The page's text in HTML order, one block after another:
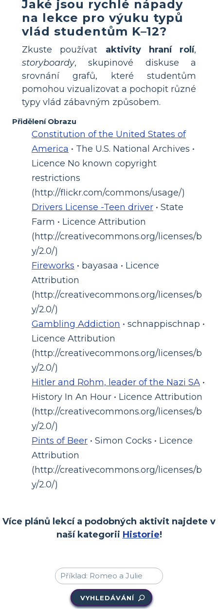
Jaké jsou rychlé nápady
na lekce pro výuku typů
vlád studentům K–12?
Zkuste používat aktivity hraní rolí,
storyboardy, skupinové diskuse a
srovnání grafů, které studentům
pomohou vizualizovat a pochopit různé
typy vlád zábavným způsobem.
Přidělení Obrazu
Constitution of the United States of
America • The U.S. National Archives •
Licence No known copyright
restrictions
(http://flickr.com/commons/usage/)
Drivers License -Teen driver • State
Farm • Licence Attribution
(http://creativecommons.org/licenses/b
y/2.0/)
Fireworks • bayasaa • Licence
Attribution
(http://creativecommons.org/licenses/b
y/2.0/)
Gambling Addiction • schnappischnap •
Licence Attribution
(http://creativecommons.org/licenses/b
y/2.0/)
Hitler and Rohm, leader of the Nazi SA •
History In An Hour • Licence Attribution
(http://creativecommons.org/licenses/b
y/2.0/)
Pints of Beer • Simon Cocks • Licence
Attribution
(http://creativecommons.org/licenses/b
y/2.0/)
Více plánů lekcí a podobných aktivit najdete v
naší kategorii Historie!
VYHLEDÁVÁNÍ